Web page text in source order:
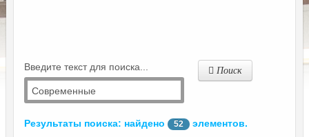
Введите текст для поиска... Поиск
Результаты поиска: найдено 52 элементов.